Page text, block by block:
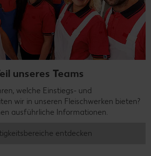
unseres Teams
welche Einstiegs- und
wir in unseren Fleischwerken bieten?
ausführliche Informationen.
entdecken